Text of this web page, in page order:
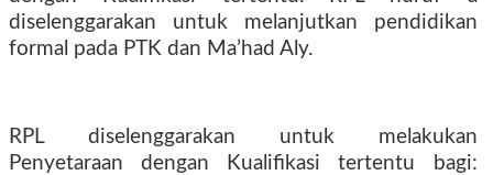
diselenggarakan untuk melanjutkan pendidikan
formal pada PTK dan Ma’had Aly.
RPL diselenggarakan untuk melakukan
Penyetaraan dengan Kualifikasi tertentu bagi: